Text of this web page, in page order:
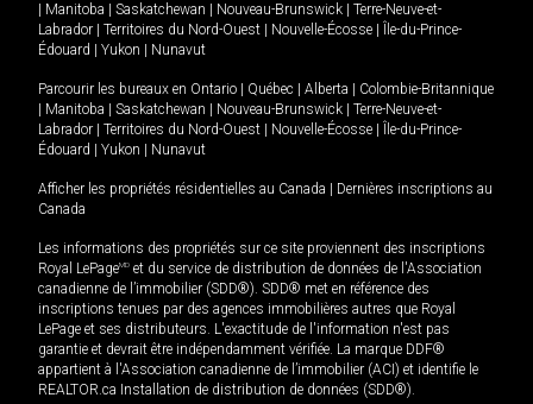
Manitoba Saskatchewan Nouveau-Brunswick
Terre-Neuve-et-
Labrador
Territoires du Nord-Ouest Nouvelle-Écosse
Île-du-Prince-
Édouard
Yukon Nunavut
Parcourir les bureaux en Ontario Québec Alberta
Colombie-Britannique
Manitoba Saskatchewan Nouveau-Brunswick
Terre-Neuve-et-
Labrador
Territoires du Nord-Ouest Nouvelle-Écosse
Île-du-Prince-
Édouard
Yukon Nunavut
Afficher les propriétés résidentielles au Canada
Dernières inscriptions au
Canada
Les informations des propriétés sur ce site proviennent des inscriptions
Royal LePageMD et du service de distribution de données de l'Association
canadienne de l’immobilier (SDD®). SDD® met en référence des
inscriptions tenues par des agences immobilières autres que Royal
LePage et ses distributeurs. L'exactitude de l'information n'est pas
garantie et devrait être indépendamment vérifiée. La marque DDF®
appartient à l'Association canadienne de l’immobilier (ACI) et identifie le
REALTOR.ca Installation de distribution de données (SDD®).